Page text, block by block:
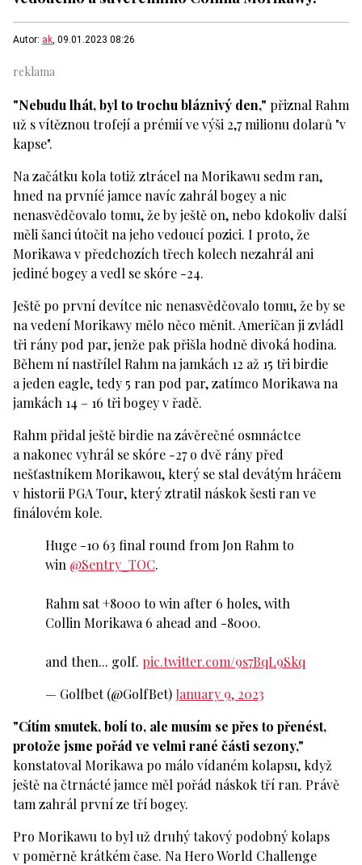
Autor: ak , 09.01.2023 08:26
"Nebudu lhát, byl to trochu bláznivý den," přiznal Rahm
už s vítěznou trofejí a prémií ve výši 2,7 milionu dolarů "v
kapse".
Na začátku kola totiž ztrácel na Morikawu sedm ran,
hned na prvníé jamce navíc zahrál bogey a nic
nenasvědčovalo tomu, že by ještě on, nebo kdokoliv další
měli šanci útočit na jeho vedoucí pozici. I proto, že
Morikawa v předchozích třech kolech nezahrál ani
jediné bogey a vedl se skóre -24.
Ještě po první devítce nic nenasvědčovalo tomu, že by se
na vedení Morikawy mělo něco měnit. Američan ji zvládl
tři rány pod par, jenže pak přišla hodně divoká hodina.
Během ní nastřílel Rahm na jamkách 12 až 15 tři birdie
a jeden eagle, tedy 5 ran pod par, zatímco Morikawa na
jamkách 14 – 16 tři bogey v řadě.
Rahm přidal ještě birdie na závěrečné osmnáctce
a nakonec vyhrál se skóre -27 o dvě rány před
nešťastníkem Morikawou, který se stal devátým hráčem
v historii PGA Tour, který ztratil náskok šesti ran ve
finálovém kole.
Huge -10 63 final round from Jon Rahm to
win @Sentry_TOC.
Rahm sat +8000 to win after 6 holes, with
Collin Morikawa 6 ahead and -8000.
and then... golf. pic.twitter.com/9s7BqL9Skq
— Golfbet (@GolfBet) January 9, 2023
"Cítím smutek, bolí to, ale musím se přes to přenést,
protože jsme pořád ve velmi rané části sezony,"
konstatoval Morikawa po málo vídaném kolapsu, když
ještě na čtrnácté jamce měl pořád náskok tří ran. Právě
tam zahrál první ze tří bogey.
Pro Morikawu to byl už druhý takový podobný kolaps
v poměrně krátkém čase. Na Hero World Challenge